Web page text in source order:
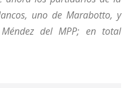
uno de Marabotto, y
del MPP; en total